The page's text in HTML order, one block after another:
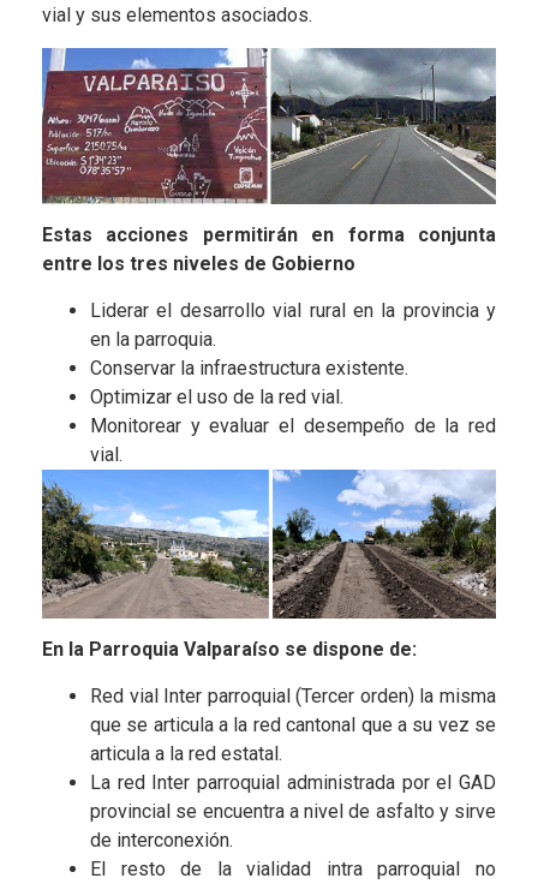
vial y sus elementos asociados.
Estas acciones permitirán en forma conjunta
entre los tres niveles de Gobierno
Liderar el desarrollo vial rural en la provincia y
en la parroquia.
Conservar la infraestructura existente.
Optimizar el uso de la red vial.
Monitorear y evaluar el desempeño de la red
vial.
En la Parroquia Valparaíso se dispone de:
Red vial Inter parroquial (Tercer orden) la misma
que se articula a la red cantonal que a su vez se
articula a la red estatal.
La red Inter parroquial administrada por el GAD
provincial se encuentra a nivel de asfalto y sirve
de interconexión.
El resto de la vialidad intra parroquial no